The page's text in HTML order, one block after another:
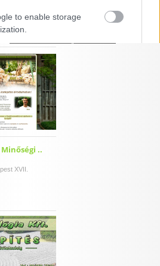
to enable storage
to enable storage
authentication
prevention, and other
ebben a kategóriában: 45
..
XVII.